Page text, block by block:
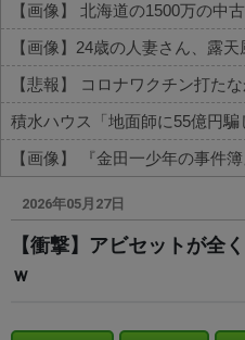
【悲報】 コロナワクチン打た
Powered by livedoor 相互RSS
2026年05月27日
【衝撃】アビセットが全
ｗ